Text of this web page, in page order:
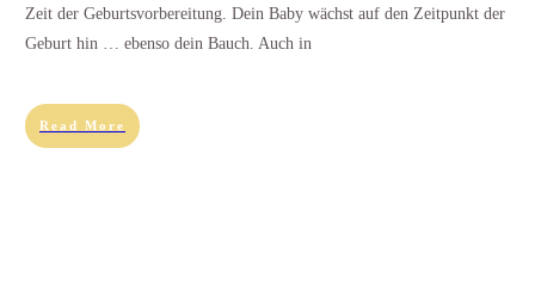
Zeit der Geburtsvorbereitung. Dein Baby wächst auf den Zeitpunkt der
Geburt hin … ebenso dein Bauch. Auch in
Read More